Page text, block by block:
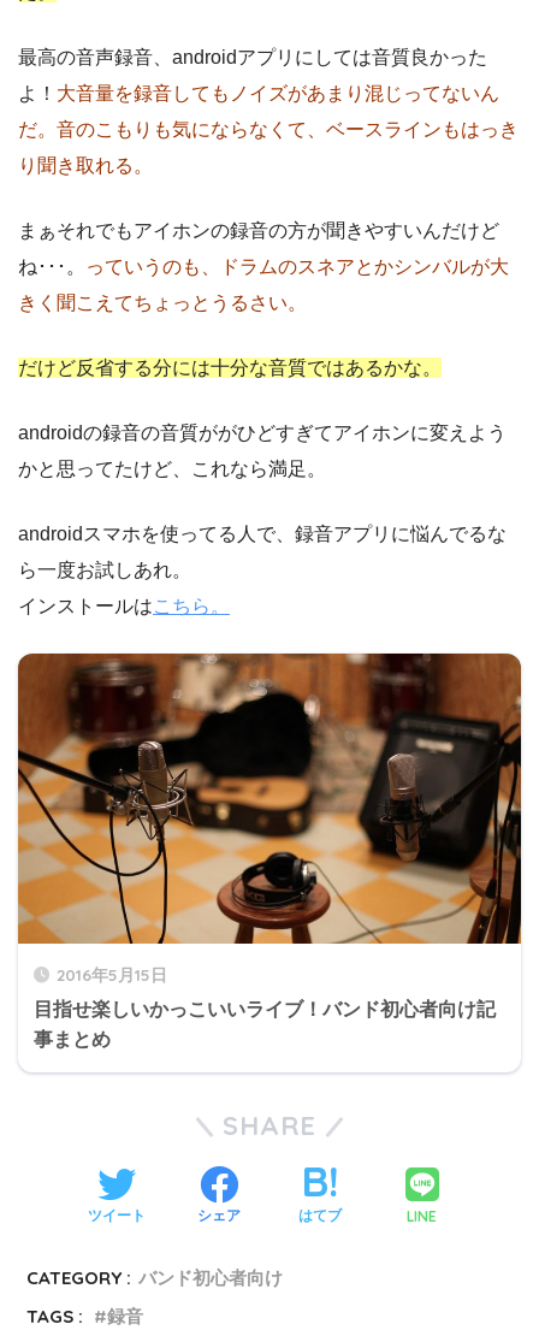
最高の音声録音、androidアプリにしては音質良かった
よ！ 大音量を録音してもノイズがあまり混じってないん
だ。音のこもりも気にならなくて、ベースラインもはっき
り聞き取れる。
まぁそれでもアイホンの録音の方が聞きやすいんだけど
ね･･･。
っていうのも、ドラムのスネアとかシンバルが大
きく聞こえてちょっとうるさい。
だけど反省する分には十分な音質ではあるかな。
androidの録音の音質ががひどすぎてアイホンに変えよう
かと思ってたけど、これなら満足。
androidスマホを使ってる人で、録音アプリに悩んでるな
ら一度お試しあれ。
インストールはこちら。
2016年5月15日
目指せ楽しいかっこいいライブ！バンド初心者向け記
事まとめ
SHARE
ツイート シェア はてブ LINE
CATEGORY : バンド初心者向け
TAGS :
録音